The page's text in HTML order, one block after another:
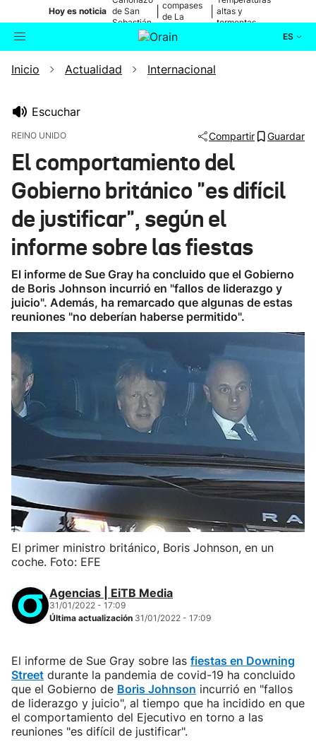
Hoy es noticia de San
Sebastián
compases
de La
altas y
tormentas
ES
Buscador Actualidad
Ikusmiran
Eguraldia
Inicio Actualidad Internacional
Escuchar
REINO UNIDO Compartir Guardar
El comportamiento del
Gobierno británico "es difícil
de justificar", según el
informe sobre las fiestas
El informe de Sue Gray ha concluido que el Gobierno
de Boris Johnson incurrió en "fallos de liderazgo y
juicio". Además, ha remarcado que algunas de estas
reuniones "no deberían haberse permitido".
El primer ministro británico, Boris Johnson, en un
coche. Foto: EFE
Agencias | EiTB Media
31/01/2022 - 17:09
Última actualización 31/01/2022 - 17:09
El informe de Sue Gray sobre las fiestas en Downing
Street durante la pandemia de covid-19 ha concluido
que el Gobierno de Boris Johnson incurrió en "fallos
de liderazgo y juicio", al tiempo que ha incidido en que
el comportamiento del Ejecutivo en torno a las
reuniones "es difícil de justificar".